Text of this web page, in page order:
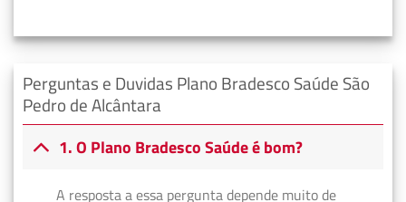
Perguntas e Duvidas Plano Bradesco Saúde São
Pedro de Alcântara
1. O Plano Bradesco Saúde é bom?
A resposta a essa pergunta depende muito de